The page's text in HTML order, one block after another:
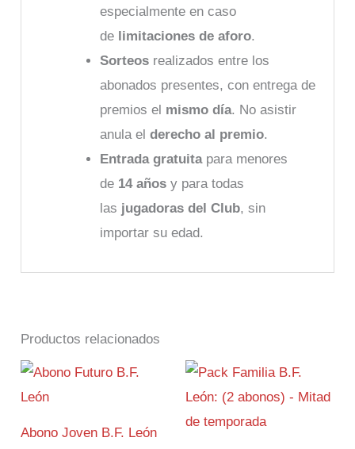
especialmente en caso
de limitaciones de aforo.
Sorteosrealizados entre los
abonados presentes, con entrega de
premios el mismo día. No asistir
anula el derecho al premio.
Entrada gratuitapara menores
de 14 añosy para todas
las jugadoras del Club, sin
importar su edad.
Productos relacionados
Abono Joven B.F. León